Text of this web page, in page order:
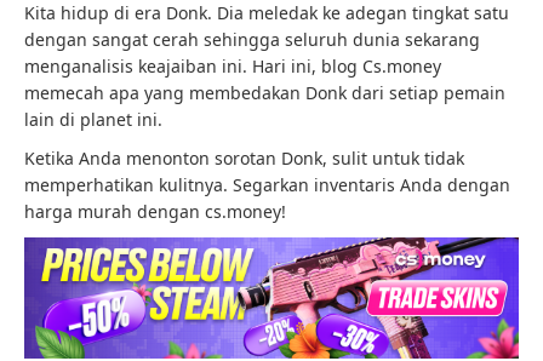
Kita hidup di era Donk. Dia meledak ke adegan tingkat satu
dengan sangat cerah sehingga seluruh dunia sekarang
menganalisis keajaiban ini. Hari ini, blog Cs.money
memecah apa yang membedakan Donk dari setiap pemain
lain di planet ini.
Ketika Anda menonton sorotan Donk, sulit untuk tidak
memperhatikan kulitnya. Segarkan inventaris Anda dengan
harga murah dengan cs.money!